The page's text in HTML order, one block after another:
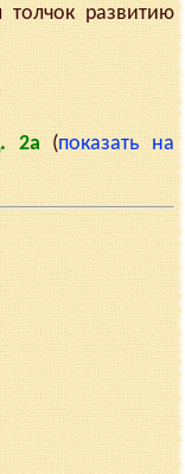
развитию
2а (показать на